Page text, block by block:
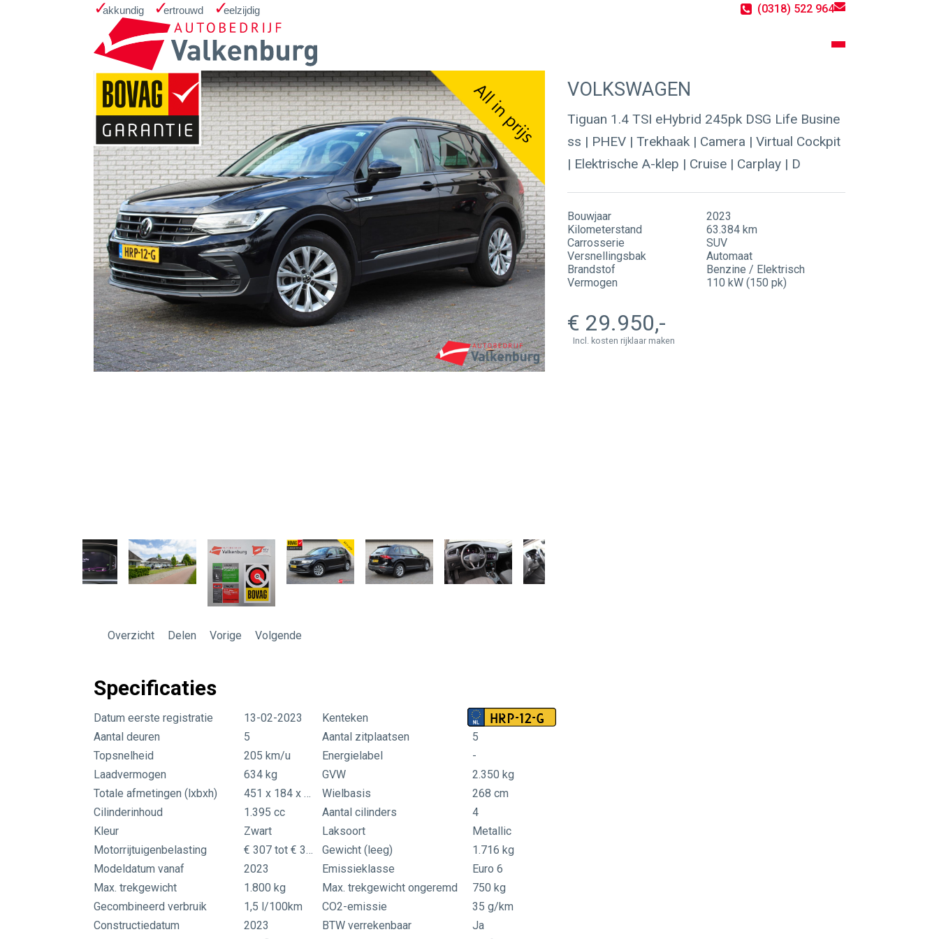
(0318) 522 964
Home Occasions
Zoekopdracht
Over ons
Werken bij
Werkplaats
Werkplaatsreservering
GMTO Diagnose specialist
Contact
VOLKSWAGEN
Tiguan 1.4 TSI eHybrid 245pk DSG Life Busine
ss | PHEV | Trekhaak | Camera | Virtual Cockpit
| Elektrische A-klep | Cruise | Carplay | D
Bouwjaar
2023
Kilometerstand
63.384 km
Carrosserie
SUV
Versnellingsbak
Automaat
Brandstof
Benzine / Elektrisch
Vermogen
110 kW (150 pk)
29.950
Incl. kosten rijklaar maken
Overzicht Delen Vorige Volgende
Specificaties
Datum eerste registratie 13-02-2023 Kenteken HRP-12-G
Aantal deuren 5 Aantal zitplaatsen
5
Topsnelheid
205 km/u Energielabel
-
Laadvermogen
634 kg GVW
2.350 kg
Totale afmetingen (lxbxh)
451 x 184 x 163 cm Wielbasis
268 cm
Cilinderinhoud
1.395 cc Aantal cilinders
4
Kleur
Zwart Laksoort
Metallic
Motorrijtuigenbelasting
€ 307 tot € 335 per kwartaal Gewicht (leeg)
1.716 kg
Modeldatum vanaf
2023 Emissieklasse
Euro 6
Max. trekgewicht
1.800 kg Max. trekgewicht ongeremd
750 kg
Gecombineerd verbruik
1,5 l/100km CO2-emissie
35 g/km
Constructiedatum
2023 BTW verrekenbaar
Ja